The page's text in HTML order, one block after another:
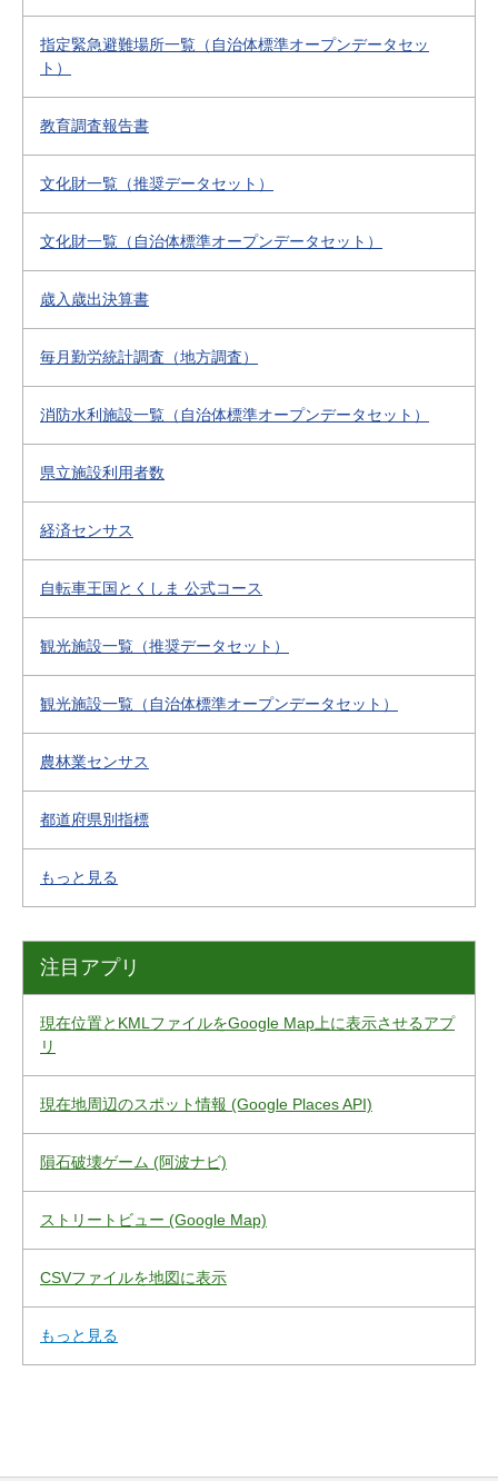
指定緊急避難場所一覧（自治体標準オープンデータセッ
ト）
教育調査報告書
文化財一覧（推奨データセット）
文化財一覧（自治体標準オープンデータセット）
歳入歳出決算書
毎月勤労統計調査（地方調査）
消防水利施設一覧（自治体標準オープンデータセット）
県立施設利用者数
経済センサス
自転車王国とくしま 公式コース
観光施設一覧（推奨データセット）
観光施設一覧（自治体標準オープンデータセット）
農林業センサス
都道府県別指標
もっと見る
注目アプリ
現在位置とKMLファイルをGoogle Map上に表示させるアプ
リ
現在地周辺のスポット情報 (Google Places API)
隕石破壊ゲーム (阿波ナビ)
ストリートビュー (Google Map)
CSVファイルを地図に表示
もっと見る